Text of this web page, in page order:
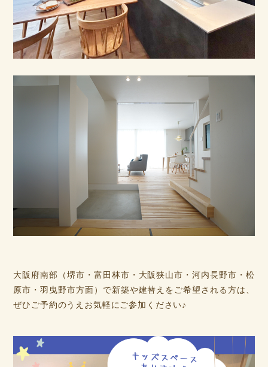
大阪府南部（堺市・富田林市・大阪狭山市・河内長野市・松
原市・羽曳野市方面）で新築や建替えをご希望される方は、
ぜひご予約のうえお気軽にご参加ください♪